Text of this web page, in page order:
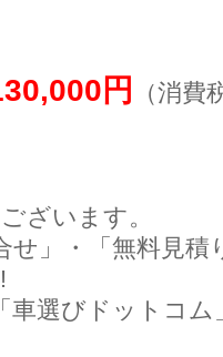
円 （消費
ざいます。
せ」・「無料見積
車選びドットコ